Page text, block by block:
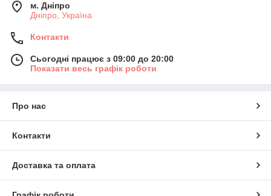
м. Дніпро
Дніпро, Україна
Контакти
Сьогодні працює з 09:00 до 20:00
Показати весь графік роботи
Про нас
Контакти
Доставка та оплата